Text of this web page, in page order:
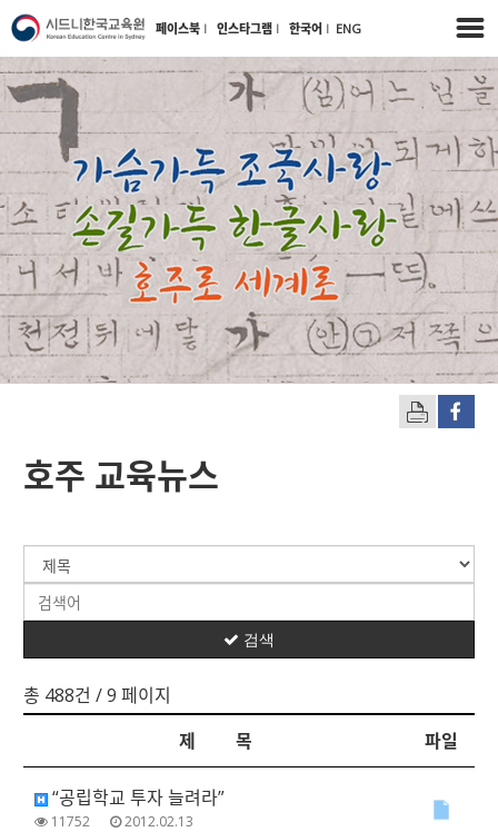
페이스북 l 인스타그램 l 한국어 l ENG
호주 교육뉴스
총 488건 / 9 페이지
검색
제 목 파일
“공립학교 투자 늘려라”
11752 2012.02.13